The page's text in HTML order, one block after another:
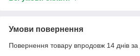
Умови повернення
Повернення товару впродовж 14 днів